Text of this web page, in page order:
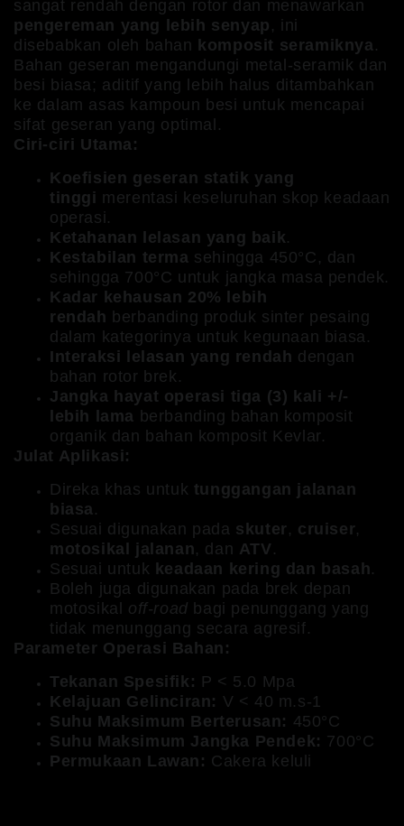
sangat rendah dengan rotor dan menawarkan
pengereman yang lebih senyap , ini
disebabkan oleh bahan komposit seramiknya.
Bahan geseran mengandungi metal-seramik dan
besi biasa; aditif yang lebih halus ditambahkan
ke dalam asas kampoun besi untuk mencapai
sifat geseran yang optimal.
Ciri-ciri Utama:
Koefisien geseran statik yang
tinggi merentasi keseluruhan skop keadaan
operasi.
Ketahanan lelasan yang baik.
Kestabilan terma sehingga 450°C, dan
sehingga 700°C untuk jangka masa pendek.
Kadar kehausan 20% lebih
rendah berbanding produk sinter pesaing
dalam kategorinya untuk kegunaan biasa.
Interaksi lelasan yang rendah dengan
bahan rotor brek.
Jangka hayat operasi tiga (3) kali +/-
lebih lama berbanding bahan komposit
organik dan bahan komposit Kevlar.
Julat Aplikasi:
Direka khas untuk tunggangan jalanan
biasa.
Sesuai digunakan pada skuter , cruiser,
motosikal jalanan, dan ATV .
Sesuai untuk keadaan kering dan basah.
Boleh juga digunakan pada brek depan
motosikal off-road bagi penunggang yang
tidak menunggang secara agresif.
Parameter Operasi Bahan:
Tekanan Spesifik: P < 5.0 Mpa
Kelajuan Gelinciran: V < 40 m.s-1
Suhu Maksimum Berterusan: 450°C
Suhu Maksimum Jangka Pendek: 700°C
Permukaan Lawan: Cakera keluli